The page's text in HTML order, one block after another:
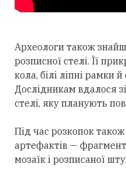
Археологи також
розписної стелі. Її
кола, білі ліпні рамки
Дослідникам вдалося
стелі, яку планують
Під час розкопок
артефактів —
мозаїк і розписаної